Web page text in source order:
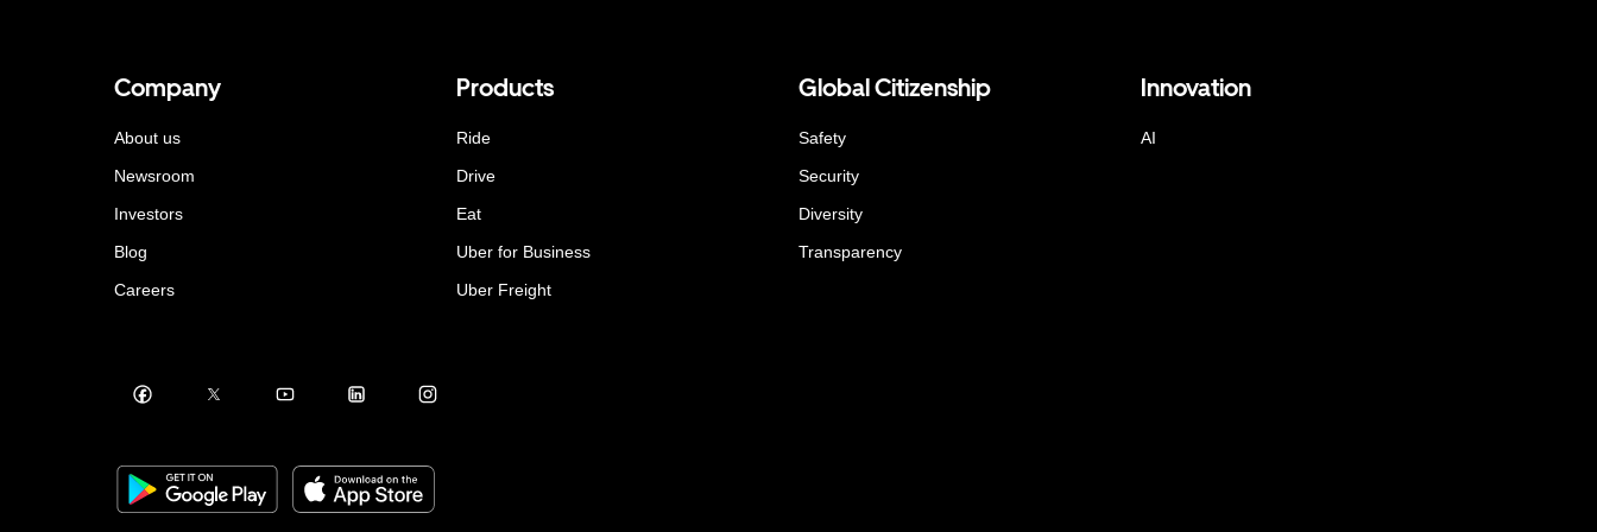
Company
About us
Newsroom
Investors
Blog
Careers
Products
Ride
Drive
Eat
Uber for Business
Uber Freight
Global Citizenship
Safety
Security
Diversity
Transparency
Innovation
AI